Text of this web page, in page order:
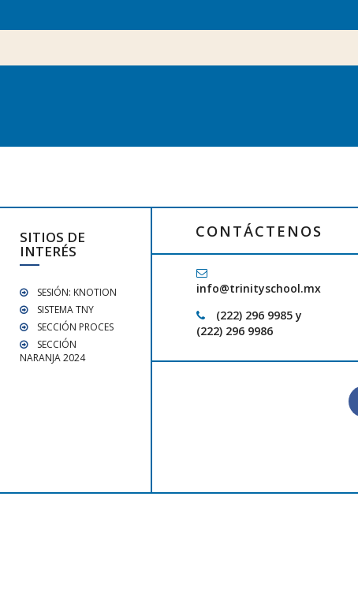
SITIOS DE
INTERÉS
SESIÓN: KNOTION
SISTEMA TNY
SECCIÓN PROCES
SECCIÓN
NARANJA 2024
CONTÁCTENOS
info@trinityschool.mx
(222) 296 9985 y
(222) 296 9986